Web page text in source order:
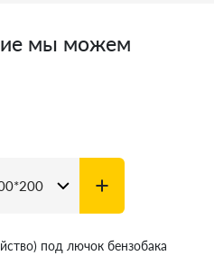
мы можем
под лючок бензобака